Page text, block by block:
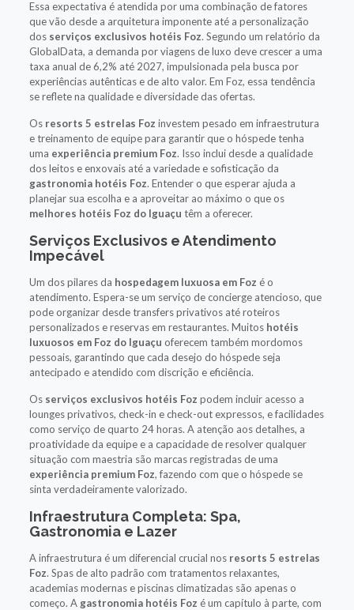
Essa expectativa é atendida por uma combinação de fatores
que vão desde a arquitetura imponente até a personalização
dos serviços exclusivos hotéis Foz. Segundo um relatório da
GlobalData, a demanda por viagens de luxo deve crescer a uma
taxa anual de 6,2% até 2027, impulsionada pela busca por
experiências autênticas e de alto valor. Em Foz, essa tendência
se reflete na qualidade e diversidade das ofertas.
Os resorts 5 estrelas Foz investem pesado em infraestrutura
e treinamento de equipe para garantir que o hóspede tenha
uma experiência premium Foz. Isso inclui desde a qualidade
dos leitos e enxovais até a variedade e sofisticação da
gastronomia hotéis Foz. Entender o que esperar ajuda a
planejar sua escolha e a aproveitar ao máximo o que os
melhores hotéis Foz do Iguaçu têm a oferecer.
Serviços Exclusivos e Atendimento
Impecável
Um dos pilares da hospedagem luxuosa em Foz é o
atendimento. Espera-se um serviço de concierge atencioso, que
pode organizar desde transfers privativos até roteiros
personalizados e reservas em restaurantes. Muitos hotéis
luxuosos em Foz do Iguaçu oferecem também mordomos
pessoais, garantindo que cada desejo do hóspede seja
antecipado e atendido com discrição e eficiência.
Os serviços exclusivos hotéis Foz podem incluir acesso a
lounges privativos, check-in e check-out expressos, e facilidades
como serviço de quarto 24 horas. A atenção aos detalhes, a
proatividade da equipe e a capacidade de resolver qualquer
situação com maestria são marcas registradas de uma
experiência premium Foz, fazendo com que o hóspede se
sinta verdadeiramente valorizado.
Infraestrutura Completa: Spa,
Gastronomia e Lazer
A infraestrutura é um diferencial crucial nos resorts 5 estrelas
Foz. Spas de alto padrão com tratamentos relaxantes,
academias modernas e piscinas climatizadas são apenas o
começo. A gastronomia hotéis Foz é um capítulo à parte, com